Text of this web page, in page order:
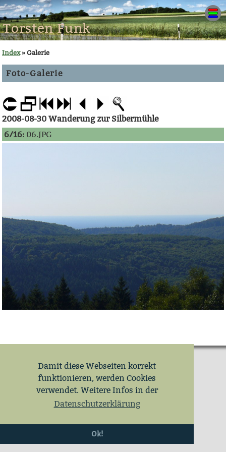
Damit diese Webseiten korrekt
funktionieren, werden Cookies
verwendet. Weitere Infos in der
Datenschutzerklärung
Ok!
Torsten Funk
Index» Galerie
Foto-Galerie
2008-08-30 Wanderung zur Silbermühle
6/16: 06.JPG